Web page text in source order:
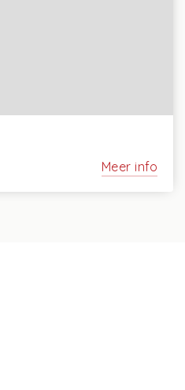
Meer info